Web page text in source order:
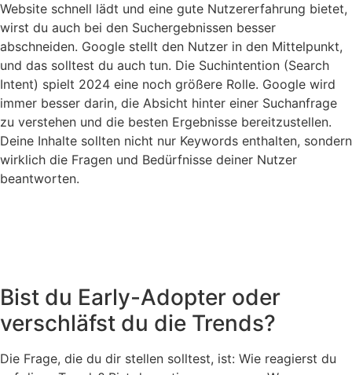
Website schnell lädt und eine gute Nutzererfahrung bietet,
wirst du auch bei den Suchergebnissen besser
abschneiden. Google stellt den Nutzer in den Mittelpunkt,
und das solltest du auch tun. Die Suchintention (Search
Intent) spielt 2024 eine noch größere Rolle. Google wird
immer besser darin, die Absicht hinter einer Suchanfrage
zu verstehen und die besten Ergebnisse bereitzustellen.
Deine Inhalte sollten nicht nur Keywords enthalten, sondern
wirklich die Fragen und Bedürfnisse deiner Nutzer
beantworten.
Bist du Early-Adopter oder
verschläfst du die Trends?
Die Frage, die du dir stellen solltest, ist: Wie reagierst du